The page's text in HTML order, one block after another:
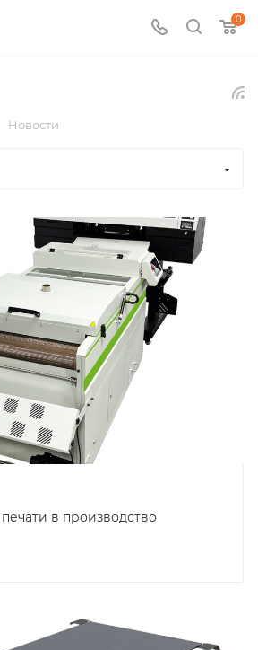
0
Новости
в производство